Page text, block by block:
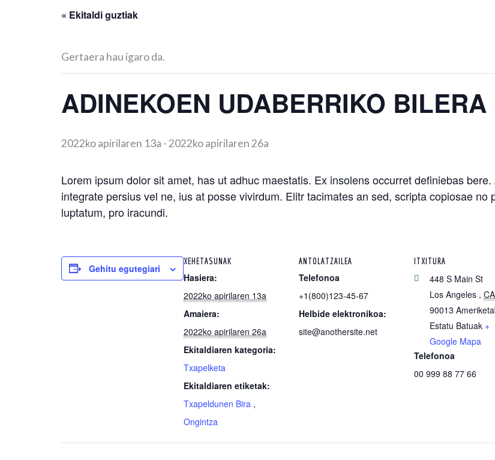
« Ekitaldi guztiak
Gertaera hau igaro da.
ADINEKOEN UDABERRIKO
2022ko apirilaren 13a - 2022ko apirilaren 26a
Lorem ipsum dolor sit amet, has ut adhuc maestatis. Ex insolens occurret definiebas
integrate persius vel ne, ius at posse vivirdum. Elitr tacimates an sed, scripta copiosae
luptatum, pro iracundi.
Gehitu egutegiari
XEHETASUNAK
Hasiera:
2022ko apirilaren 13a
Amaiera:
2022ko apirilaren 26a
Ekitaldiaren kategoria:
Txapelketa
Ekitaldiaren etiketak:
Txapeldunen Bira ,
Ongintza
ANTOLATZAILEA
Telefonoa
+1(800)123-45-67
Helbide elektronikoa:
site@anothersite.net
ITXITURA
448 S Main St
Los Angeles , CA
90013
Estatu Batuak +
Google Mapa
Telefonoa
00 999 88 77 66